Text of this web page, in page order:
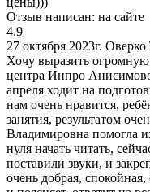
Отзыв написан: на сайте
4.9
27 октября 2023г. Оверко
Хочу выразить огромную
центра Инпро
апреля ходит на
нам очень нравится,
занятия, результатом
Владимировна помогла
нуля начать читать,
поставили звуки, и
очень добрая,